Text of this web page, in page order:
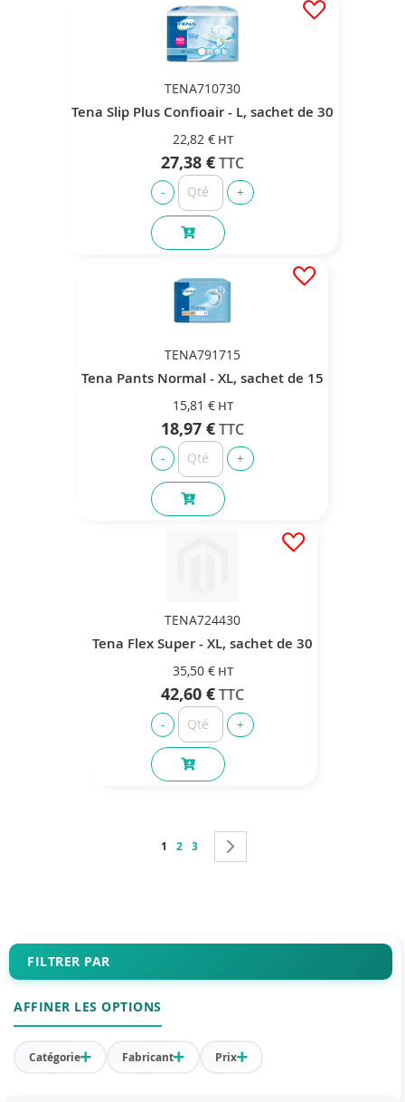
TENA710730
Tena Slip Plus Confioair - L, sachet de 30
22,82 €
27,38 €
TENA791715
Tena Pants Normal - XL, sachet de 15
15,81 €
18,97 €
TENA724430
Tena Flex Super - XL, sachet de 30
35,50 €
42,60 €
Page
Vous lisez actuellement la page
1 Page
2 Page
3
FILTRER PAR
AFFINER LES OPTIONS
Catégorie Fabricant Prix